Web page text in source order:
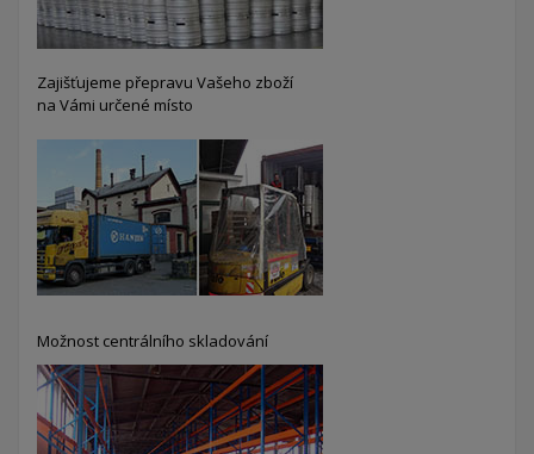
Zajišťujeme přepravu Vašeho zboží
na Vámi určené místo
Možnost centrálního skladování